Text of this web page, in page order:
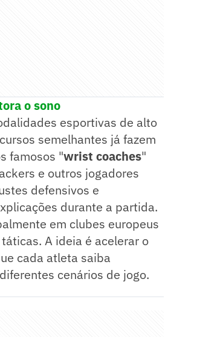
o sono
esportivas de alto
semelhantes já fazem
famosos "wrist coaches"
e outros jogadores
defensivos e
durante a partida.
em clubes europeus
A ideia é acelerar o
cada atleta saiba
cenários de jogo.